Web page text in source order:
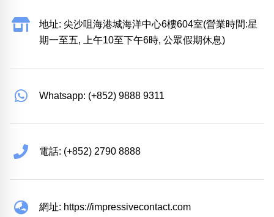
地址: 尖沙咀海港城海洋中心6樓604室(營業時間:星
期一至五, 上午10至下午6時, 公眾假期休息)
Whatsapp: (+852) 9888 9311
電話: (+852) 2790 8888
網址: https://impressivecontact.com